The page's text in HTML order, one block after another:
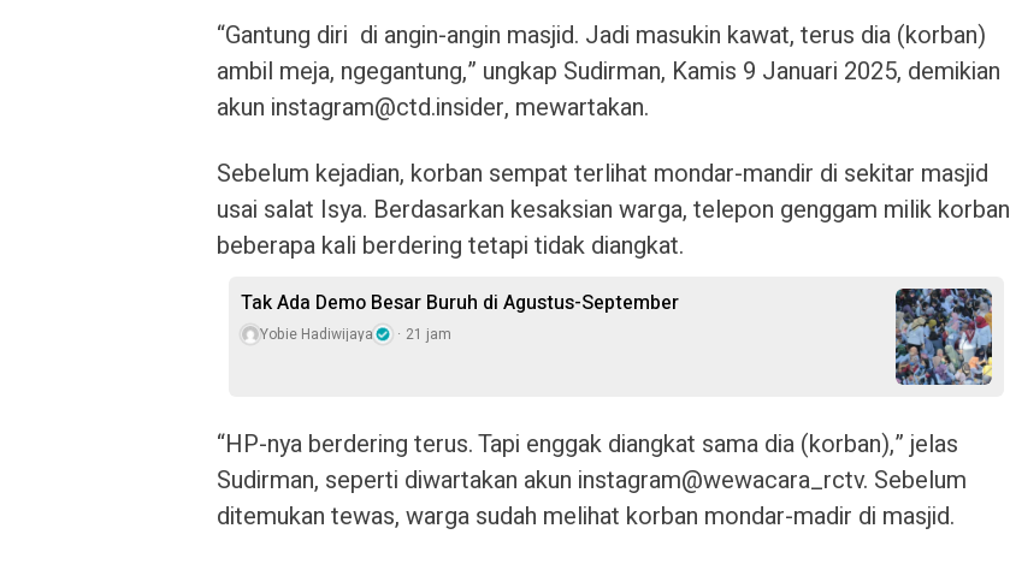
“Gantung diri di angin-angin masjid. Jadi masukin kawat, terus dia (korban)
ambil meja, ngegantung,” ungkap Sudirman, Kamis 9 Januari 2025, demikian
akun instagram@ctd.insider, mewartakan.
Sebelum kejadian, korban sempat terlihat mondar-mandir di sekitar masjid
usai salat Isya. Berdasarkan kesaksian warga, telepon genggam milik korban
beberapa kali berdering tetapi tidak diangkat.
Tak Ada Demo Besar Buruh di Agustus-September
Yobie Hadiwijaya 21 jam
“HP-nya berdering terus. Tapi enggak diangkat sama dia (korban),” jelas
Sudirman, seperti diwartakan akun instagram@wewacara_rctv. Sebelum
ditemukan tewas, warga sudah melihat korban mondar-madir di masjid.